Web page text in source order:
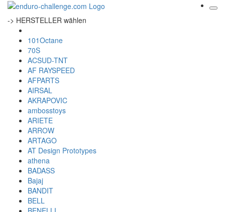
-> HERSTELLER wählen
101Octane
70S
ACSUD-TNT
AF RAYSPEED
AFPARTS
AIRSAL
AKRAPOVIC
ambosstoys
ARIETE
ARROW
ARTAGO
AT Design Prototypes
athena
BADASS
Bajaj
BANDIT
BELL